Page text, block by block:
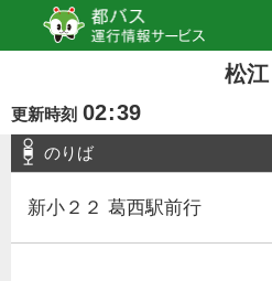
松江
更新時刻 02:39
のりば
新小２２ 葛西駅前行